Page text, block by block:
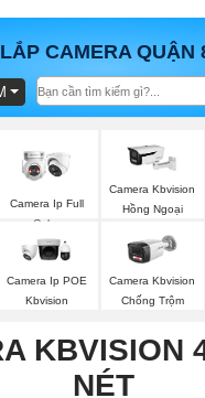
LẮP CAMERA QUẬN
Camera Ip Full
Color
Camera Kbvision
Hồng Ngoại
Camera Ip POE
Kbvision
Camera Kbvision
Chống Trộm
KBVISION
NÉT